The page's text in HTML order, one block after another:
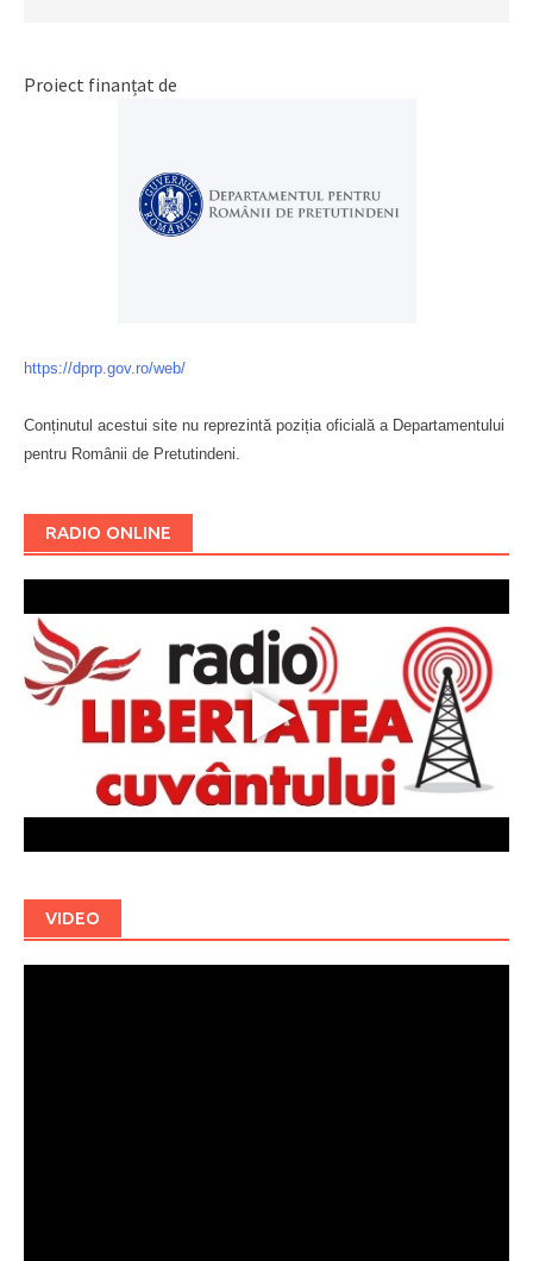
Proiect finanțat de
https://dprp.gov.ro/web/
Conținutul acestui site nu reprezintă poziția oficială a Departamentului
pentru Românii de Pretutindeni.
RADIO ONLINE
VIDEO